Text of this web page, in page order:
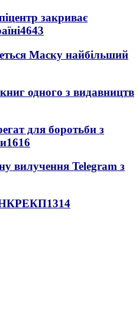
закриває
4643
Маску найбільший
одного з видавництв
для боротьби з
1616
вилучення Telegram з
НКРЕКП1314